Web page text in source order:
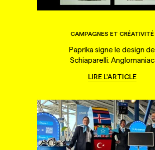
CAMPAGNES ET CRÉATIVITÉ
Paprika signe le design de
Schiaparelli: Anglomaniac
LIRE L'ARTICLE